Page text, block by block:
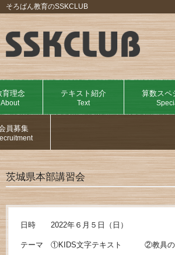
そろばん教育のSSKCLUB
育理念
About
テキスト紹介
Text
算数スペ
員募集
茨城県本部講習会
日時 2022年６月５日（日）
テーマ ①KIDS文字テキスト ②教具の使